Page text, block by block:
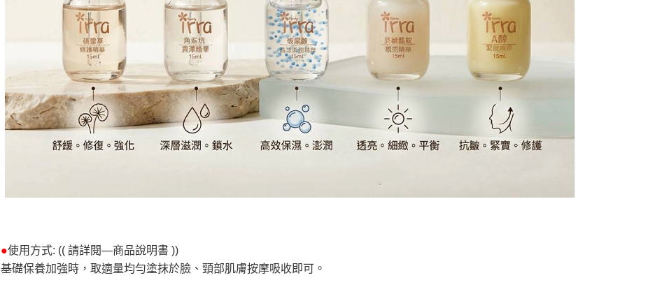
●使用方式: (( 請詳閱—商品說明書 ))
基礎保養加強時，取適量均勻塗抹於臉、頸部肌膚按摩吸收即可。